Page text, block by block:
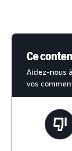
Ce
Aidez-nous
vos